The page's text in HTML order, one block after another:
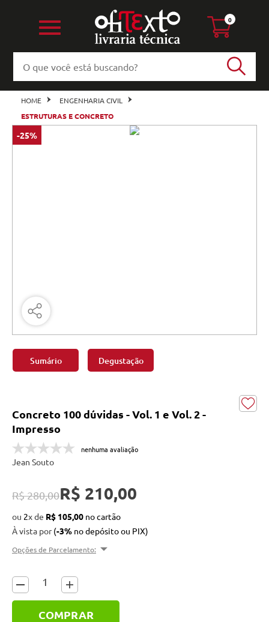
0
HOME
ENGENHARIA CIVIL
ESTRUTURAS E CONCRETO
-25%
Sumário Degustação
Concreto 100 dúvidas - Vol. 1 e Vol. 2 -
Impresso
nenhuma avaliação
Jean Souto
R$ 280,00R$ 210,00
ou 2xde R$ 105,00
À vista por(-3% no depósito ou PIX)
Opções de Parcelamento:
COMPRAR